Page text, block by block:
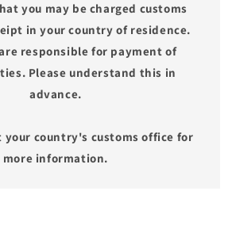
you may be charged customs
in your country of residence.
responsible for payment of
Please understand this in
advance.
your country's customs office for
more information.